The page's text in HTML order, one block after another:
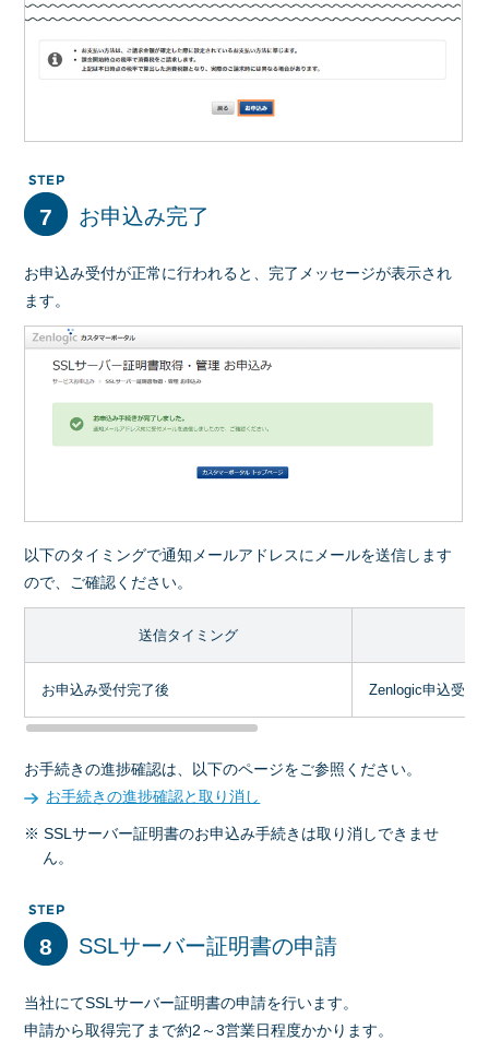
7 お申込み完了
お申込み受付が正常に行われると、完了メッセージが表示され
ます。
以下のタイミングで通知メールアドレスにメールを送信します
ので、ご確認ください。
送信タイミング
お申込み受付完了後 Zenlogic申込受付
お手続きの進捗確認は、以下のページをご参照ください。
お手続きの進捗確認と取り消し
※ SSLサーバー証明書のお申込み手続きは取り消しできませ
ん。
8 SSLサーバー証明書の申請
当社にてSSLサーバー証明書の申請を行います。
申請から取得完了まで約2～3営業日程度かかります。